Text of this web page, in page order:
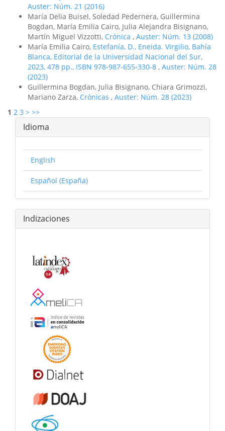
Auster: Núm. 21 (2016)
María Delia Buisel, Soledad Pedernera, Guillermina
Bogdan, María Emilia Cairo, Julia Alejandra Bisignano,
Martín Miguel Vizzotti, Crónica , Auster: Núm. 13 (2008)
María Emilia Cairo, Estefanía, D., Eneida. Virgilio, Bahía
Blanca, Editorial de la Universidad Nacional del Sur,
2023, 478 pp., ISBN 978-987-655-330-8 , Auster: Núm. 28
(2023)
Guillermina Bogdan, Julia Bisignano, Chiara Grimozzi,
Mariano Zarza, Crónicas , Auster: Núm. 28 (2023)
1 2 3 > >>
Idioma
English
Español (España)
Indizaciones